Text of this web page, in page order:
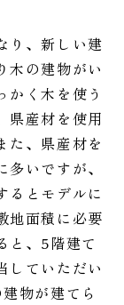
り、新しい建
木の建物がい
かく木を使う
県産材を使用
た、県産材を
いですが、
るとモデルに
地面積に必要
と、5階建て
していただい
物が建てら